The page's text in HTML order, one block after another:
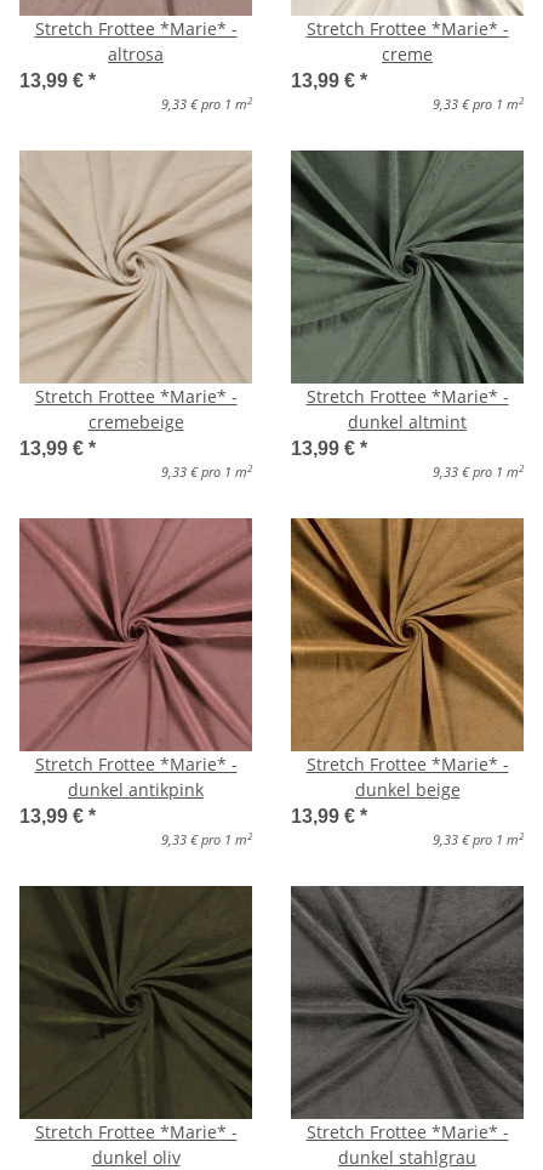
Stretch Frottee *Marie* -
altrosa
13,99 € *
9,33 € pro 1 m 2
Stretch Frottee *Marie* -
creme
13,99 € *
9,33 € pro 1 m 2
Stretch Frottee *Marie* -
cremebeige
13,99 € *
9,33 € pro 1 m 2
Stretch Frottee *Marie* -
dunkel altmint
13,99 € *
9,33 € pro 1 m 2
Stretch Frottee *Marie* -
dunkel antikpink
13,99 € *
9,33 € pro 1 m 2
Stretch Frottee *Marie* -
dunkel beige
13,99 € *
9,33 € pro 1 m 2
Stretch Frottee *Marie* -
dunkel oliv
Stretch Frottee *Marie* -
dunkel stahlgrau